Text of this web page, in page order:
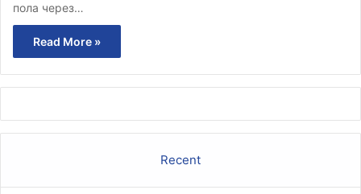
пола через…
Read More »
Recent